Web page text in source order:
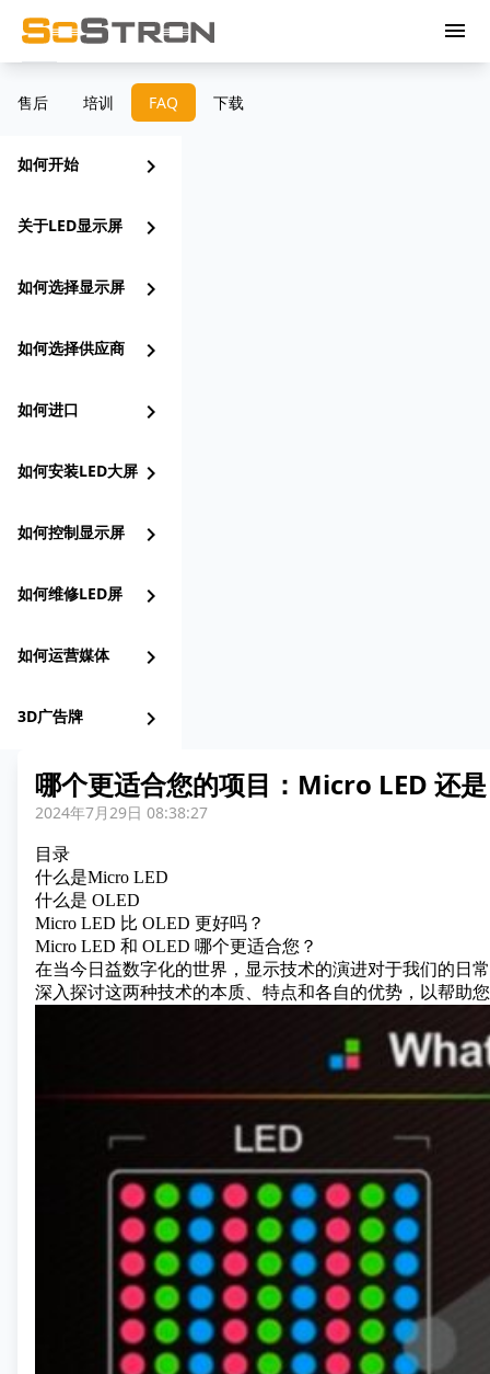
menu
售后 培训 FAQ 下载
如何开始 chevron_right
关于LED显示屏 chevron_right
如何选择显示屏 chevron_right
如何选择供应商 chevron_right
如何进口 chevron_right
如何安装LED大屏 chevron_right
如何控制显示屏 chevron_right
如何维修LED屏 chevron_right
如何运营媒体 chevron_right
3D广告牌 chevron_right
哪个更适合您的项目：Micro LED 还
2024年7月29日 08:38:27
目录
什么是Micro LED
什么是 OLED
Micro LED 比 OLED 更好吗？
Micro LED 和 OLED 哪个更适合您？
在当今日益数字化的世界，显示技术的演进对于我们的日
深入探讨这两种技术的本质、特点和各自的优势，以帮助